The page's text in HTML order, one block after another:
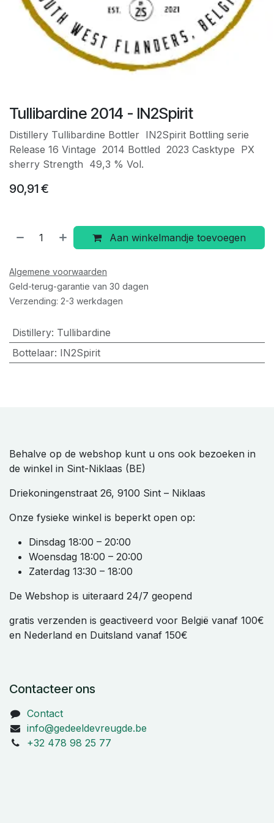
Tullibardine 2014 - IN2Spirit
Distillery Tullibardine Bottler IN2Spirit Bottling serie
Release 16 Vintage 2014 Bottled 2023 Casktype PX
sherry Strength 49,3 % Vol.
90,91€
Aan winkelmandje toevoegen
Algemene voorwaarden
Geld-terug-garantie van 30 dagen
Verzending: 2-3 werkdagen
Distillery: Tullibardine
Bottelaar: IN2Spirit
Behalve op de webshop kunt u ons ook bezoeken in
de winkel in Sint-Niklaas (BE)
Driekoningenstraat 26, 9100 Sint – Niklaas
Onze fysieke winkel is beperkt open op:
Dinsdag 18:00 – 20:00
Woensdag 18:00 – 20:00
Zaterdag 13:30 – 18:00
De Webshop is uiteraard 24/7 geopend
gratis verzenden is geactiveerd voor België vanaf 100€
en Nederland en Duitsland vanaf 150€
Contacteer ons
Contact
info@gedeeldevreugde.be
+32 478 98 25 77